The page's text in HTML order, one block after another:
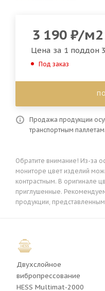
3 190 ₽/м2
Цена за 1 поддон
Под заказ
Продажа продукции
транспортным паллетам.
Обратите внимание! Из-за
мониторе цвет изделий
контрастным. В оригинале
приглушенные.
продукции,
Двухслойное
вибропрессование
HESS Multimat-2000